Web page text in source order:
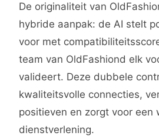
De originaliteit van
hybride aanpak: de AI stelt
voor met
team van OldFashiond elk
valideert. Deze dubbele
kwaliteitsvolle connecties,
positieven en zorgt voor een
dienstverlening.